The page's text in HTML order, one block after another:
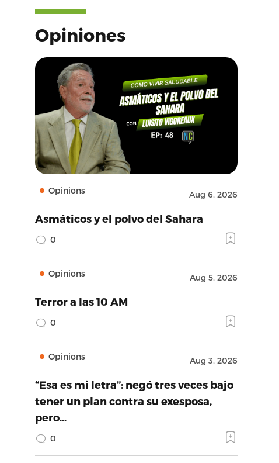
Opiniones
Opinions Aug 6, 2026
Asmáticos y el polvo del Sahara
0
Opinions Aug 5, 2026
Terror a las 10 AM
0
Opinions Aug 3, 2026
“Esa es mi letra”: negó tres veces bajo
tener un plan contra su exesposa,
pero…
0